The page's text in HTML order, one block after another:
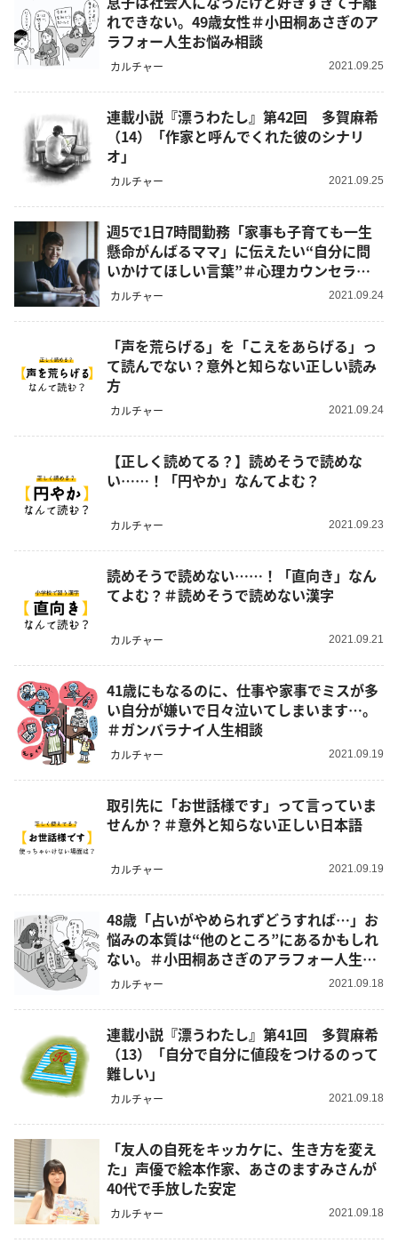
れできない。49歳女性＃小田桐あさぎのア
ラフォー人生お悩み相談
カルチャー 2021.09.25
連載小説『漂うわたし』第42回 多賀麻希
（14）「作家と呼んでくれた彼のシナリ
オ」
カルチャー 2021.09.25
週5で1日7時間勤務「家事も子育ても一生
懸命がんばるママ」に伝えたい“自分に問
いかけてほしい言葉”＃心理カウンセラー
うさこの心を軽くする考え方
カルチャー 2021.09.24
「声を荒らげる」を「こえをあらげる」っ
て読んでない？意外と知らない正しい読み
方
カルチャー 2021.09.24
【正しく読めてる？】読めそうで読めな
い……！「円やか」なんてよむ？
カルチャー 2021.09.23
読めそうで読めない……！「直向き」なん
てよむ？＃読めそうで読めない漢字
カルチャー 2021.09.21
41歳にもなるのに、仕事や家事でミスが多
い自分が嫌いで日々泣いてしまいます…。
＃ガンバラナイ人生相談
カルチャー 2021.09.19
取引先に「お世話様です」って言っていま
せんか？＃意外と知らない正しい日本語
カルチャー 2021.09.19
48歳「占いがやめられずどうすれば…」お
悩みの本質は“他のところ”にあるかもしれ
ない。＃小田桐あさぎのアラフォー人生お
悩み相談
カルチャー 2021.09.18
連載小説『漂うわたし』第41回 多賀麻希
（13）「自分で自分に値段をつけるのって
難しい」
カルチャー 2021.09.18
「友人の自死をキッカケに、生き方を変え
た」声優で絵本作家、あさのますみさんが
40代で手放した安定
カルチャー 2021.09.18